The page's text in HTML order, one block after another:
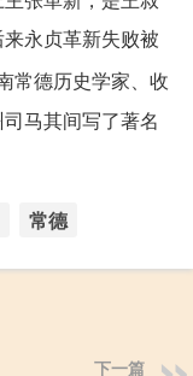
永贞革新失败被
常德历史学家、收
马其间写了著名
常德
下一篇